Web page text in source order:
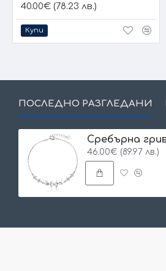
40.00€ (78.23 лв.)
Купи
ПОСЛЕДНО РАЗГЛЕДАНИ
46.00€ (89.97 лв.)